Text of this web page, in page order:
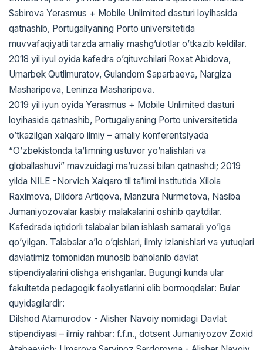
Sabirova Yerasmus + Mobile Unlimited dasturi loyihasida
qatnashib, Portugaliyaning Porto universitetida
muvvafaqiyatli tarzda amaliy mashgʼulotlar oʼtkazib keldilar.
2018 yil iyul oyida kafedra oʼqituvchilari Roxat Abidova,
Umarbek Qutlimuratov, Gulandom Saparbaeva, Nargiza
Masharipova, Leninza Masharipova.
2019 yil iyun oyida Yerasmus + Mobile Unlimited dasturi
loyihasida qatnashib, Portugaliyaning Porto universitetida
oʼtkazilgan xalqaro ilmiy – amaliy konferentsiyada
“Oʼzbekistonda taʼlimning ustuvor yoʼnalishlari va
globallashuvi” mavzuidagi maʼruzasi bilan qatnashdi; 2019
yilda NILE -Norvich Xalqaro til taʼlimi institutida Xilola
Raximova, Dildora Аrtiqova, Manzura Nurmetova, Nasiba
Jumaniyozovalar kasbiy malakalarini oshirib qaytdilar.
Kafedrada iqtidorli talabalar bilan ishlash samarali yoʼlga
qoʼyilgan. Talabalar aʼlo oʼqishlari, ilmiy izlanishlari va yutuqlari
davlatimiz tomonidan munosib baholanib davlat
stipendiyalarini olishga erishganlar. Bugungi kunda ular
fakultetda pedagogik faoliyatlarini olib bormoqdalar: Bular
quyidagilardir:
Dilshod Atamurodov - Аlisher Navoiy nomidagi Davlat
stipendiyasi – ilmiy rahbar: f.f.n., dotsent Jumaniyozov Zoxid